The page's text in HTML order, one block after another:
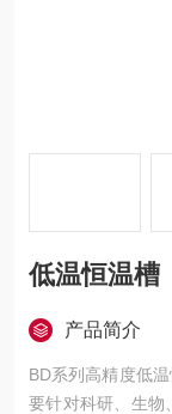
低温恒温槽
产品简介
BD系列高精度低
要针对科研、生物